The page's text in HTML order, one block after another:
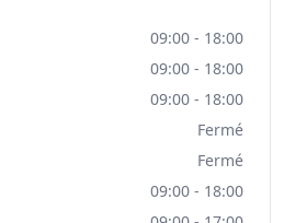
09:00 - 18:00
09:00 - 18:00
09:00 - 18:00
Fermé
Fermé
09:00 - 18:00